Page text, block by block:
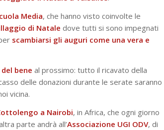
Media, che hanno visto coinvolte le
di Natale dove tutti si sono impegnati
scambiarsi gli auguri come una vera e
bene al prossimo: tutto il ricavato della
delle donazioni durante le serate saranno
vicina.
a Nairobi, in Africa, che ogni giorno
parte andrà all’Associazione UGI ODV, di